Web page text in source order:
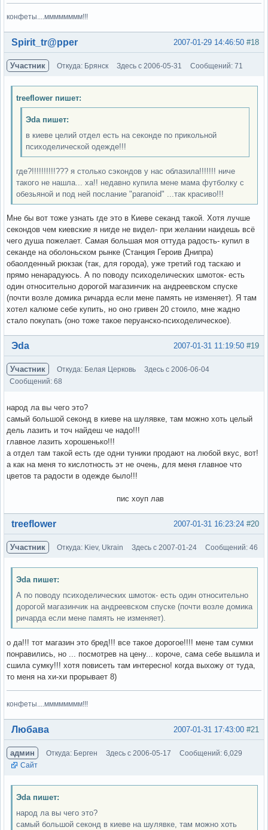
конфеты....мммммммм!!!
Вне форума #18
2007-01-29 14:46:50
Spirit_tr@pper
Участник Откуда: Брянск Здесь с 2006-05-31 Сообщений: 71
treeflower пишет:
Эda пишет:
в киеве целий отдел есть на секонде по прикольной
психоделической одежде!!!
где?!!!!!!!!!!??? я столько сэкондов у нас облазила!!!!!!! ниче
такого не нашла... ха!! недавно купила мене мама футболку с
обезьяной и под ней послание "paranoid" ...так красиво!!!
Мне бы вот тоже узнать где это в Киеве секанд такой. Хотя лучше
секондов чем киевские я нигде не видел- при желании наидешь всё
чего душа пожелает. Самая большая моя оттуда радость- купил в
секанде на оболоньском рынке (Станция Героив Днипра)
обаолденный рюкзак (так, для города), уже третий год таскаю и
прямо ненарадуюсь. А по поводу психоделических шмоток- есть
один относительно дорогой магазинчик на андреевском спуске
(почти возле домика ричарда если мене память не изменяет). Я там
хотел калюме себе купить, но оно гривен 20 стоило, мне жадно
стало покупать (оно тоже такое перуанско-психоделическое).
Вне форума #19
2007-01-31 11:19:50
Эda
Участник Откуда: Белая Церковь
Здесь с 2006-06-04
Сообщений: 68
народ ла вы чего это?
самый большой секонд в киеве на шулявке, там можно хоть целый
дель лазить и точ найдеш че надо!!!
главное лазить хорошенько!!!
а отдел там такой есть где одни туники продают на любой вкус, вот!
а как на меня то кислотность эт не очень, для меня главное что
цветов та радости в одежде было!!!
пис хоуп лав
Вне форума #20
2007-01-31 16:23:24
treeflower
Участник Откуда: Kiev, Ukrain Здесь с 2007-01-24 Сообщений: 46
Эda пишет:
А по поводу психоделических шмоток- есть один относительно
дорогой магазинчик на андреевском спуске (почти возле домика
ричарда если мене память не изменяет).
о да!!! тот магазин это бред!!! все такое дорогое!!!! мене там сумки
понравились, но ... посмотрев на цену... короче, сама себе вышила и
сшила сумку!!! хотя повисеть там интересно! когда выхожу от туда,
то меня на хи-хи прорывает 8)
конфеты....мммммммм!!!
Вне форума #21
2007-01-31 17:43:00
Любава
админ Откуда: Берген Здесь с 2006-05-17
Сообщений: 6,029
Сайт
Эda пишет:
народ ла вы чего это?
самый большой секонд в киеве на шулявке, там можно хоть